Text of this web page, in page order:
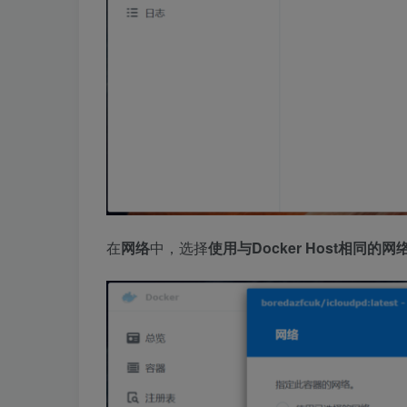
在网络中，选择使用与Docker Host相同的网